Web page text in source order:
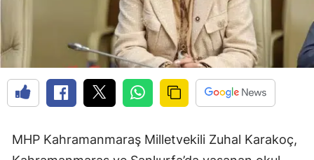
MHP Kahramanmaraş Milletvekili Zuhal Karakoç,